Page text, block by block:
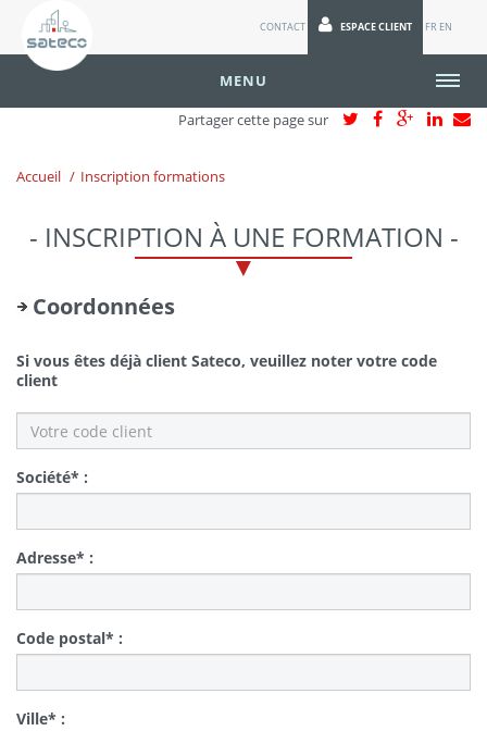
CONTACT ESPACE CLIENT FR EN
MENU
Partager cette page sur
Accueil Inscription formations
- INSCRIPTION À UNE FORMATION -
Coordonnées
Si vous êtes déjà client Sateco, veuillez noter votre code
client
Société* :
Adresse* :
Code postal* :
Ville* :